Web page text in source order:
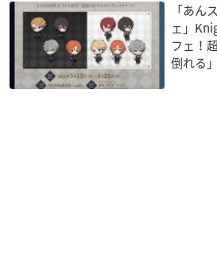
「あん
ェ」
フェ！
倒れる」